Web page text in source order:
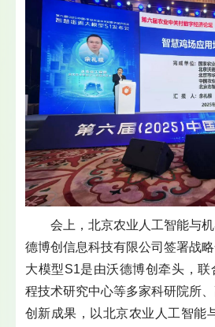
会上，北京农业人工智能与
德博创信息科技有限公司签署战
大模型S1是由沃德博创牵头，联
程技术研究中心等多家科研院所
创新成果，以北京农业人工智能